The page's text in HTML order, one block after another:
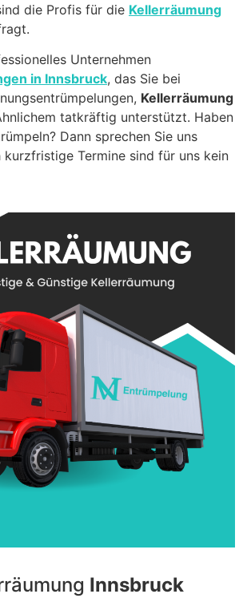
die Profis für die Kellerräumung
Unternehmen
in Innsbruck, das Sie bei
Kellerräumung
tatkräftig unterstützt. Haben
Dann sprechen Sie uns
kurzfristige Termine sind für uns kein
Innsbruck